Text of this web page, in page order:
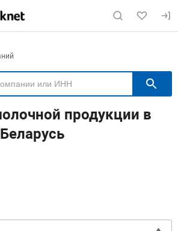
по сайту milknet.ru
компаниям
продукции в